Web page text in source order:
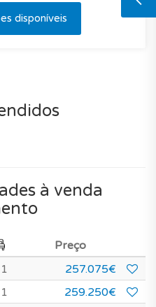
disponíveis
à venda
Preço
1
257.075€
1
259.250€